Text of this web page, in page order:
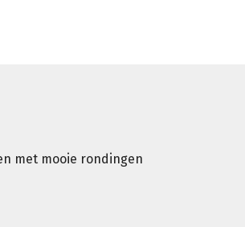
met mooie rondingen